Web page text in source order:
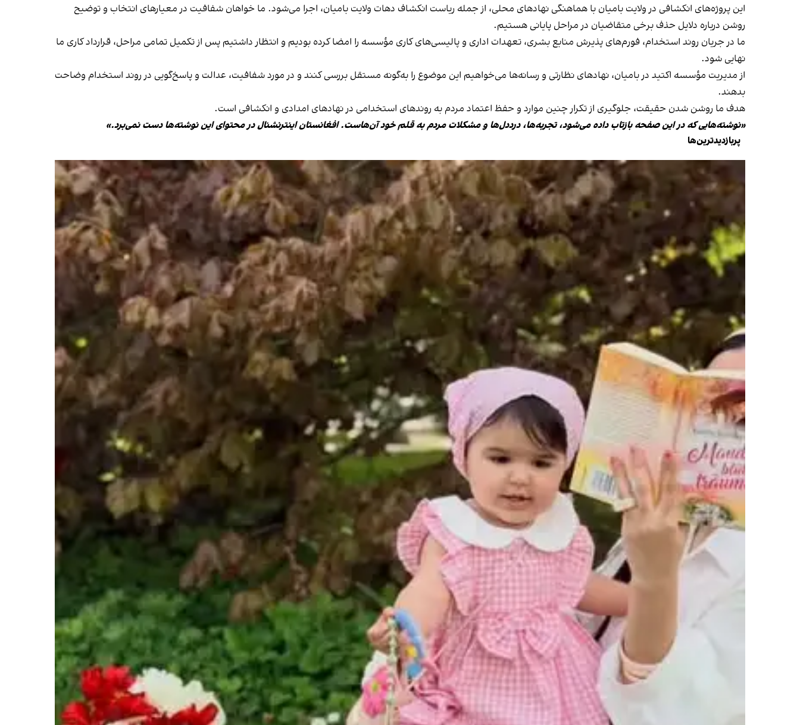
این پروژه‌های انکشافی در ولایت بامیان با هماهنگی نهادهای محلی، از جمله ریاست انکشاف دهات ولایت بامیان، اجرا می‌شود. ما خواهان شفافیت در معیارهای انتخاب و توضیح
روشن درباره دلایل حذف برخی متقاضیان در مراحل پایانی هستیم.
ما در جریان روند استخدام، فورم‌های پذیرش منابع بشری، تعهدات اداری و پالیسی‌های کاری مؤسسه را امضا کرده بودیم و انتظار داشتیم پس از تکمیل تمامی مراحل، قرارداد کاری ما
نهایی شود.
از مدیریت مؤسسه اکتید در بامیان، نهادهای نظارتی و رسانه‌ها می‌خواهیم این موضوع را به‌گونه مستقل بررسی کنند و در مورد شفافیت، عدالت و پاسخ‌گویی در روند استخدام وضاحت
بدهند.
هدف ما روشن شدن حقیقت، جلوگیری از تکرار چنین موارد و حفظ اعتماد مردم به روندهای استخدامی در نهادهای امدادی و انکشافی است.
«نوشته‌هایی که در این صفحه بازتاب داده می‌شود، تجربه‌ها، درددل‌ها و مشکلات مردم به قلم خود آن‌هاست. افغانستان اینترنشنال در محتوای این نوشته‌ها دست نمی‌برد.»
پربازدیدترین‌ها